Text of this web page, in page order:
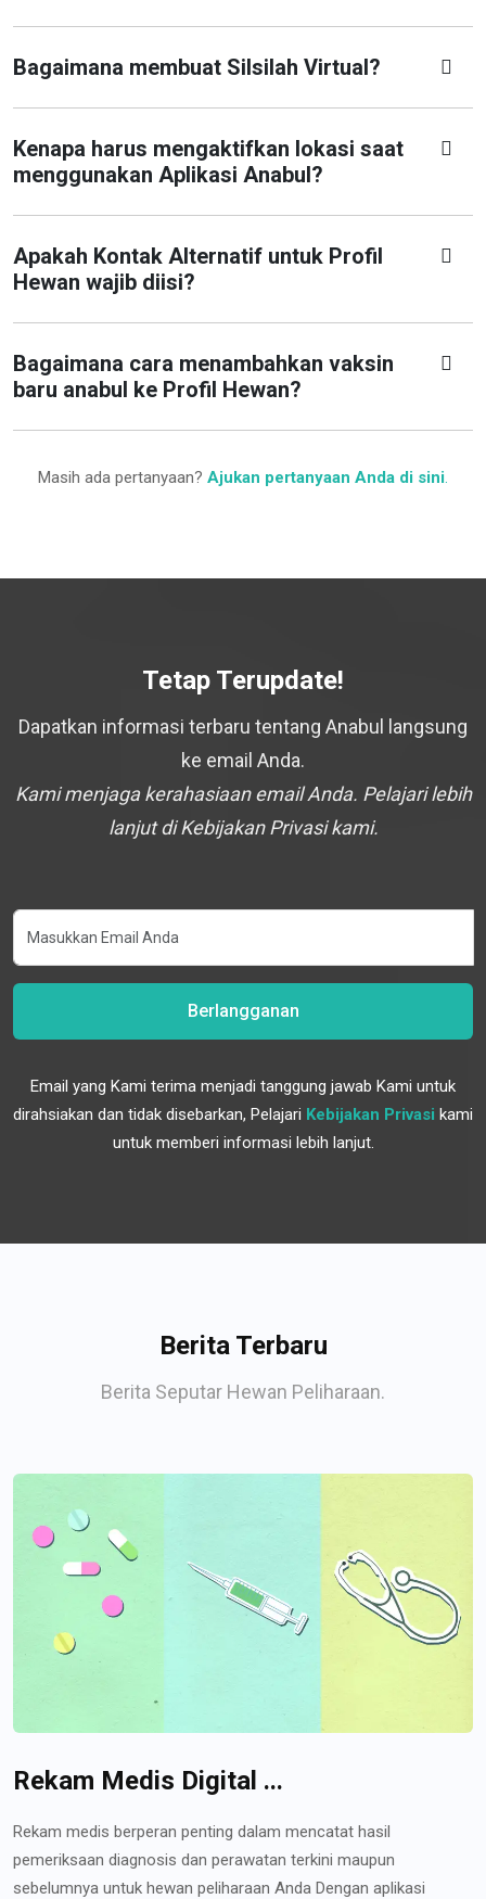
Bagaimana membuat Silsilah Virtual?
Kenapa harus mengaktifkan lokasi saat
menggunakan Aplikasi Anabul?
Apakah Kontak Alternatif untuk Profil
Hewan wajib diisi?
Bagaimana cara menambahkan vaksin
baru anabul ke Profil Hewan?
Masih ada pertanyaan? Ajukan pertanyaan Anda di sini.
Tetap Terupdate!
Dapatkan informasi terbaru tentang Anabul langsung
ke email Anda.
Kami menjaga kerahasiaan email Anda. Pelajari lebih
lanjut di Kebijakan Privasi kami.
Berlangganan
Email yang Kami terima menjadi tanggung jawab Kami untuk
dirahsiakan dan tidak disebarkan, Pelajari Kebijakan Privasi kami
untuk memberi informasi lebih lanjut.
Berita Terbaru
Berita Seputar Hewan Peliharaan.
Rekam Medis Digital ...
Rekam medis berperan penting dalam mencatat hasil
pemeriksaan diagnosis dan perawatan terkini maupun
sebelumnya untuk hewan peliharaan Anda Dengan aplikasi